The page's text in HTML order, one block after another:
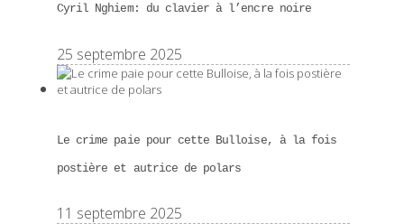
Cyril Nghiem: du clavier à l’encre noire
25 septembre 2025
Le crime paie pour cette Bulloise, à la fois
postière et autrice de polars
11 septembre 2025